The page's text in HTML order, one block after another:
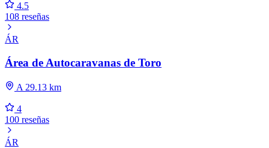
4.5
108 reseñas
ÁR
Área de Autocaravanas de Toro
A 29.13 km
4
100 reseñas
ÁR